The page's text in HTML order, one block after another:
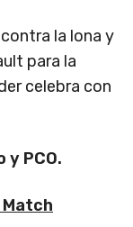
la lona y
para la
celebra con
y PCO.